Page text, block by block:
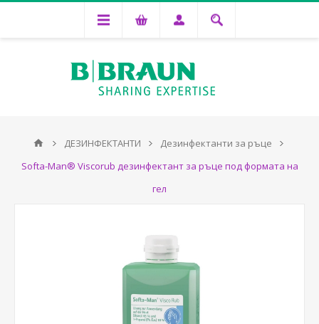
ДЕЗИНФЕКТАНТИ
Дезинфектанти за ръце
Softa-Man® Viscorub дезинфектант за ръце под формата на
гел